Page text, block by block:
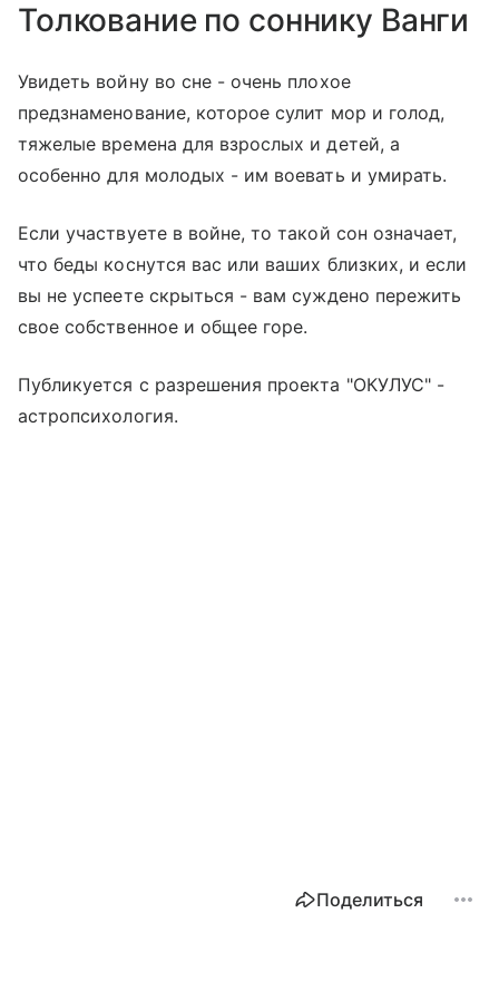
Толкование по соннику Ванги
Увидеть войну во сне - очень плохое
предзнаменование, которое сулит мор и голод,
тяжелые времена для взрослых и детей, а
особенно для молодых - им воевать и умирать.
Если участвуете в войне, то такой сон означает,
что беды коснутся вас или ваших близких, и если
вы не успеете скрыться - вам суждено пережить
свое собственное и общее горе.
Публикуется с разрешения проекта "ОКУЛУС" -
астропсихология.
Поделиться